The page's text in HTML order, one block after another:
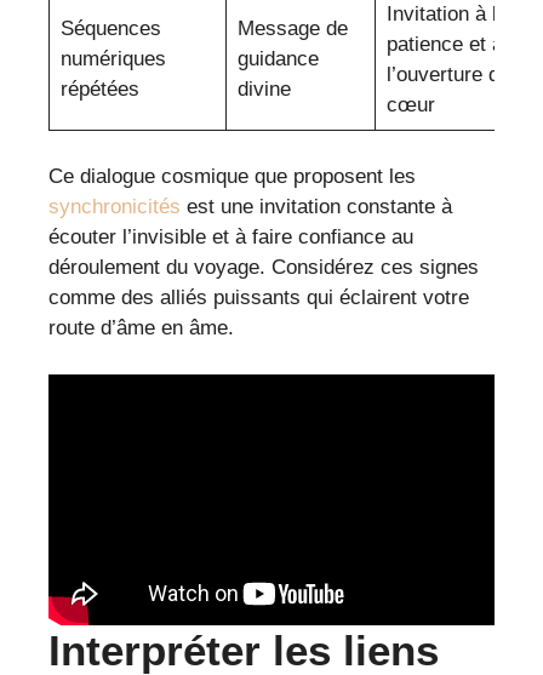
Séquences
numériques
répétées
Message de
guidance
divine
Invitation à la
patience et à
l’ouverture du
cœur
Ce dialogue cosmique que proposent les
synchronicités est une invitation constante à
écouter l’invisible et à faire confiance au
déroulement du voyage. Considérez ces signes
comme des alliés puissants qui éclairent votre
route d’âme en âme.
Interpréter les liens